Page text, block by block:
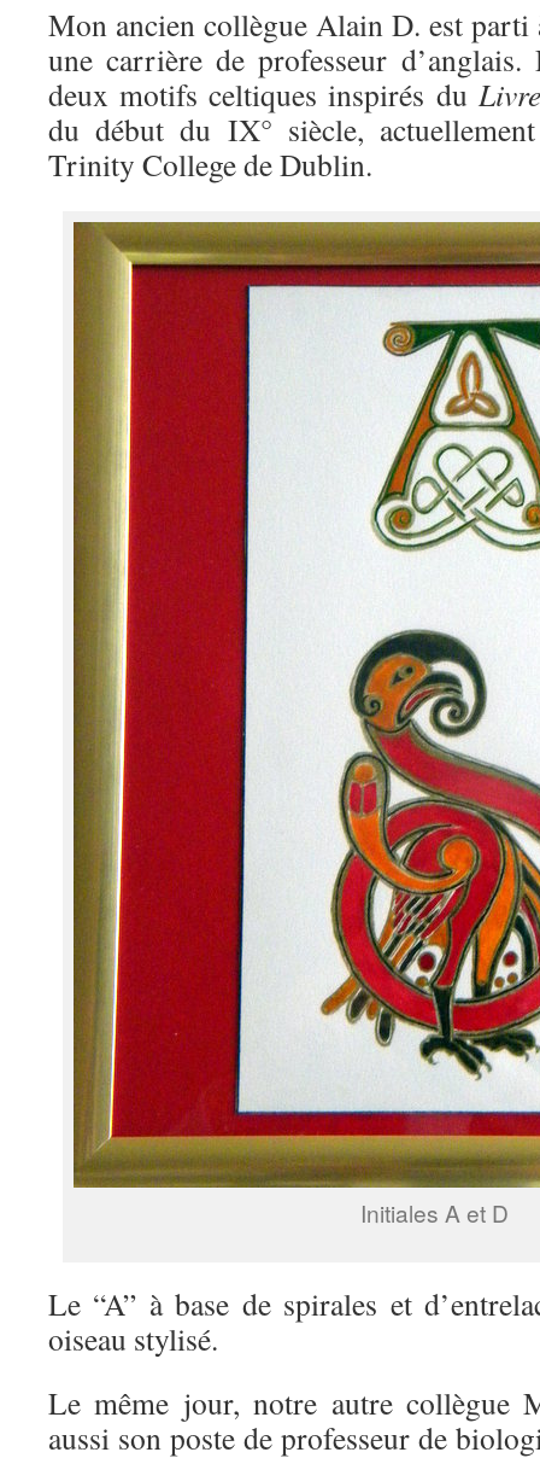
Mon ancien collègue Alain D. est parti
une carrière de professeur
deux motifs celtiques inspirés du
du début du IX° siècle,
Trinity College de Dublin.
Initiales A et D
Le “A” à base de spirales et
oiseau stylisé.
Le même jour, notre autre collègue
aussi son poste de professeur de